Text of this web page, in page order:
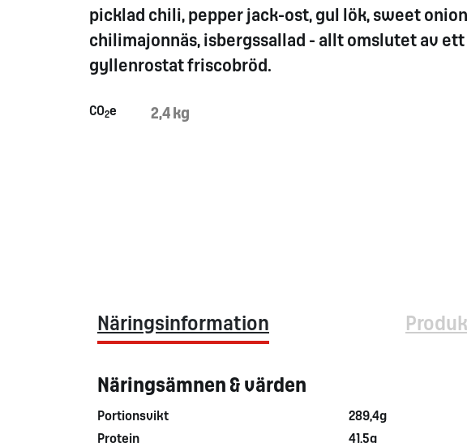
picklad chili, pepper jack-ost, gul lök, sweet onion
chilimajonnäs, isbergssallad - allt omslutet av ett
gyllenrostat friscobröd.
CO2e 2,4 kg
Näringsinformation
Näringsämnen & värden
Portionsvikt
289,4g
Protein
41,5g